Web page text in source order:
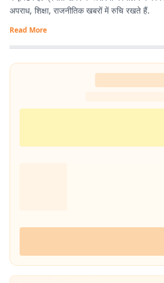
अपराध, शिक्षा, राजनीतिक खबरों में रुचि रखते हैं.
Read More